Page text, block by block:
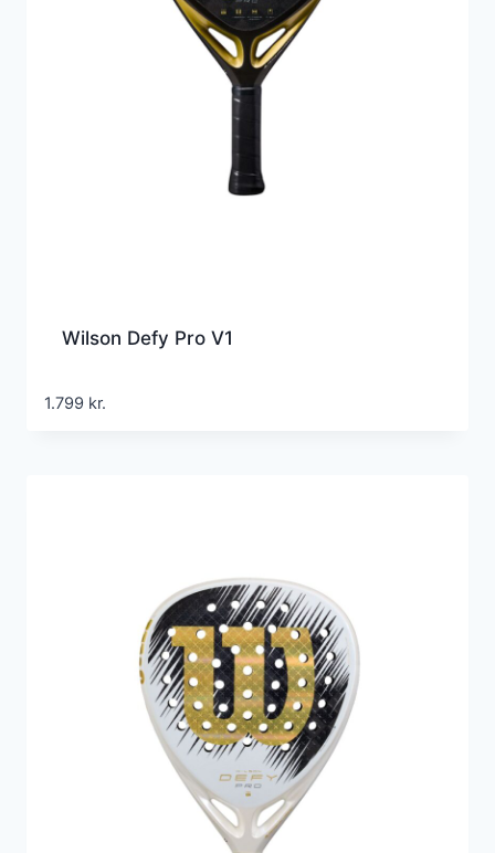
Wilson Defy Pro V1
1.799 kr.